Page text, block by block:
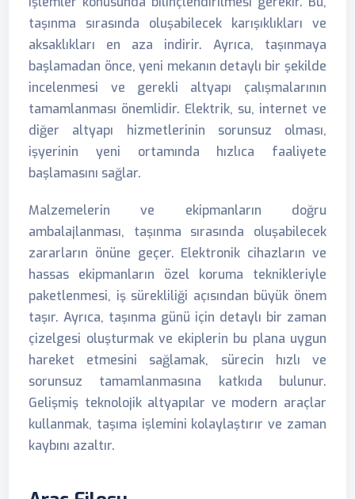
taşınma sırasında oluşabilecek karışıklıkları ve
aksaklıkları en aza indirir. Ayrıca, taşınmaya
başlamadan önce, yeni mekanın detaylı bir şekilde
incelenmesi ve gerekli altyapı çalışmalarının
tamamlanması önemlidir. Elektrik, su, internet ve
diğer altyapı hizmetlerinin sorunsuz olması,
işyerinin yeni ortamında hızlıca faaliyete
başlamasını sağlar.
Malzemelerin ve ekipmanların doğru
ambalajlanması, taşınma sırasında oluşabilecek
zararların önüne geçer. Elektronik cihazların ve
hassas ekipmanların özel koruma teknikleriyle
paketlenmesi, iş sürekliliği açısından büyük önem
taşır. Ayrıca, taşınma günü için detaylı bir zaman
çizelgesi oluşturmak ve ekiplerin bu plana uygun
hareket etmesini sağlamak, sürecin hızlı ve
sorunsuz tamamlanmasına katkıda bulunur.
Gelişmiş teknolojik altyapılar ve modern araçlar
kullanmak, taşıma işlemini kolaylaştırır ve zaman
kaybını azaltır.